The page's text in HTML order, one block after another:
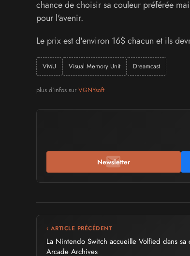
chance de choisir sa couleur préférée
pour l'avenir.
Le prix est d'environ 16$ chacun et ils
VMU Visual Memory Unit Dreamcast
plus d'infos sur VGNYsoft
Newsletter
‹ ARTICLE PRÉCÉDENT
La Nintendo Switch accueille Volfied dans sa
Arcade Archives